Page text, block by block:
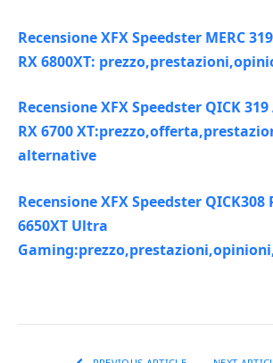
Recensione XFX Speedster MERC
RX 6800XT:
Recensione XFX Speedster QICK
RX 6700
alternative
Recensione XFX Speedster QICK308
6650XT Ultra